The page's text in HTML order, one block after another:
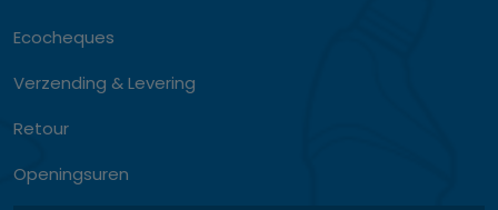
Ecocheques
Verzending & Levering
Retour
Openingsuren